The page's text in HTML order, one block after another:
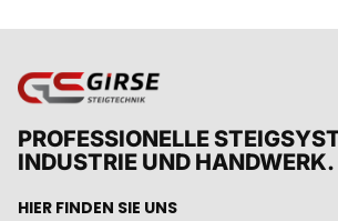
PROFESSIONELLE
INDUSTRIE UND HANDWERK.
HIER FINDEN SIE UNS